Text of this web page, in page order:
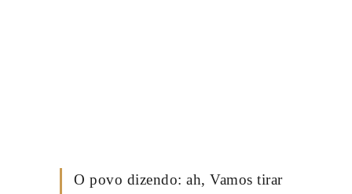
O povo dizendo: ah, Vamos tirar